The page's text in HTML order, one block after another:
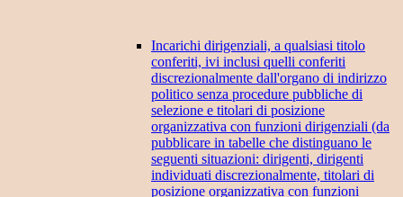
Incarichi dirigenziali, a qualsiasi titolo
conferiti, ivi inclusi quelli conferiti
discrezionalmente dall'organo di indirizzo
politico senza procedure pubbliche di
selezione e titolari di posizione
organizzativa con funzioni dirigenziali (da
pubblicare in tabelle che distinguano le
seguenti situazioni: dirigenti, dirigenti
individuati discrezionalmente, titolari di
posizione organizzativa con funzioni